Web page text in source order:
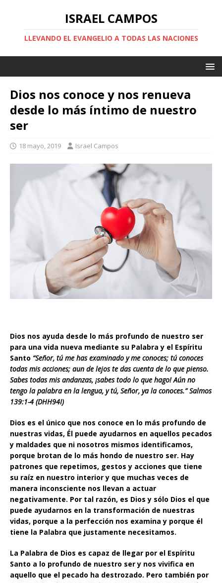
ISRAEL CAMPOS
LLEVANDO EL EVANGELIO A TODAS LAS NACIONES
Dios nos conoce y nos renueva
desde lo más íntimo de nuestro
ser
18 mayo, 2019 Israel Campos
Dios nos ayuda desde lo más profundo de nuestro ser
para una vida nueva mediante su Palabra y el Espíritu
Santo “Señor, tú me has examinado y me conoces; tú conoces
todas mis acciones; aun de lejos te das cuenta de lo que pienso.
Sabes todas mis andanzas, ¡sabes todo lo que hago! Aún no
tengo la palabra en la lengua, y tú, Señor, ya la conoces.” Salmos
139:1-4 (DHH94I)
Dios es el único que nos conoce en lo más profundo de
nuestras vidas, Él puede ayudarnos en aquellos pecados
y maldades que ni nosotros mismos identificamos,
porque brotan de lo más hondo de nuestro ser. Hay
patrones que repetimos, gestos y acciones que tiene
su raíz en nuestro interior y que muchas veces de
manera inconsciente nos llevan a actuar
negativamente. Por tal razón, es Dios y sólo Dios el que
puede ayudarnos en la transformación de nuestras
vidas, porque a la perfección nos examina y porque él
tiene la Palabra que justamente necesitamos.
La Palabra de Dios es capaz de llegar por el Espíritu
Santo a lo profundo de nuestro ser y nos vivifica en
aquello que el pecado ha destrozado. Pero también por